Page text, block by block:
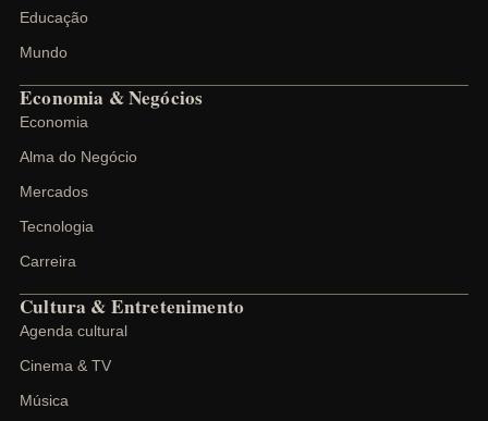
Educação
Mundo
Economia & Negócios
Economia
Alma do Negócio
Mercados
Tecnologia
Carreira
Cultura & Entretenimento
Agenda cultural
Cinema & TV
Música